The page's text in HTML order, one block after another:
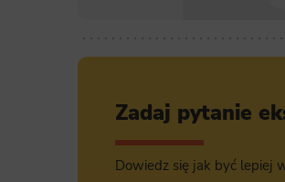
Zadaj pytanie
Dowiedz się jak być lepiej